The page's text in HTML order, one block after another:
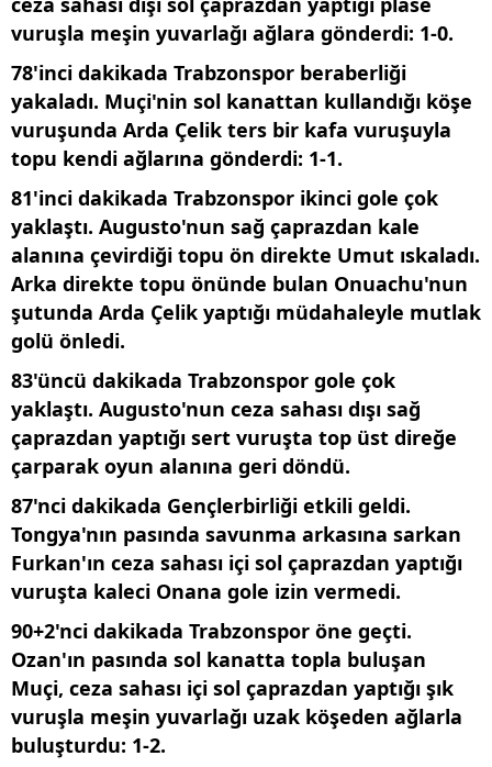
kullanılmaktadır. Bu çerezler vasıtasıyla çeşitli kişisel
verileriniz işlenmekte olup gerekli olan çerezler bilgi toplumu
çerezler, sitemizin daha işlevsel kılınması ve
kişiselleştirilmesi ve sizlere yönelik reklam/pazarlama
faaliyetlerinin yapılması, amaçlarıyla sınırlı olarak açık
rızanız dahilinde kullanılacaktır.
Çerezlere ilişkin tercihlerinizi aşağıda yer alan panel
vasıtasıyla belirleyebilirsiniz. Çerezlere ilişkin detaylı bilgi
için Ayarlar butonuna tıklayabilir,
Metnimiziziyaret edebilirsiniz.
6698 sayılı Kişisel Verilerin Korunması Kanunu uyarınca
hazırlanmış Aydınlatma Metnimizi okumak ve sitemizde
ilgili mevzuata uygun olarak kullanılan çerezlerle ilgili bilgi
almak için lütfen
tıklayınız .
vuruşla meşin yuvarlağı ağlara gönderdi: 1-0.
78'inci dakikada Trabzonspor beraberliği
yakaladı. Muçi'nin sol kanattan kullandığı köşe
vuruşunda Arda Çelik ters bir kafa vuruşuyla
topu kendi ağlarına gönderdi: 1-1.
81'inci dakikada Trabzonspor ikinci gole çok
yaklaştı. Augusto'nun sağ çaprazdan kale
alanına çevirdiği topu ön direkte Umut ıskaladı.
Arka direkte topu önünde bulan Onuachu'nun
şutunda Arda Çelik yaptığı müdahaleyle mutlak
golü önledi.
83'üncü dakikada Trabzonspor gole çok
yaklaştı. Augusto'nun ceza sahası dışı sağ
çaprazdan yaptığı sert vuruşta top üst direğe
çarparak oyun alanına geri döndü.
87'nci dakikada Gençlerbirliği etkili geldi.
Tongya'nın pasında savunma arkasına sarkan
Furkan'ın ceza sahası içi sol çaprazdan yaptığı
vuruşta kaleci Onana gole izin vermedi.
90+2'nci dakikada Trabzonspor öne geçti.
Ozan'ın pasında sol kanatta topla buluşan
Muçi, ceza sahası içi sol çaprazdan yaptığı şık
vuruşla meşin yuvarlağı uzak köşeden ağlarla
buluşturdu: 1-2.